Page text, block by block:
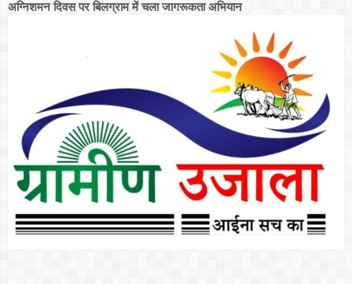
अग्निशमन दिवस पर बिलग्राम में चला जागरूकता अभियान